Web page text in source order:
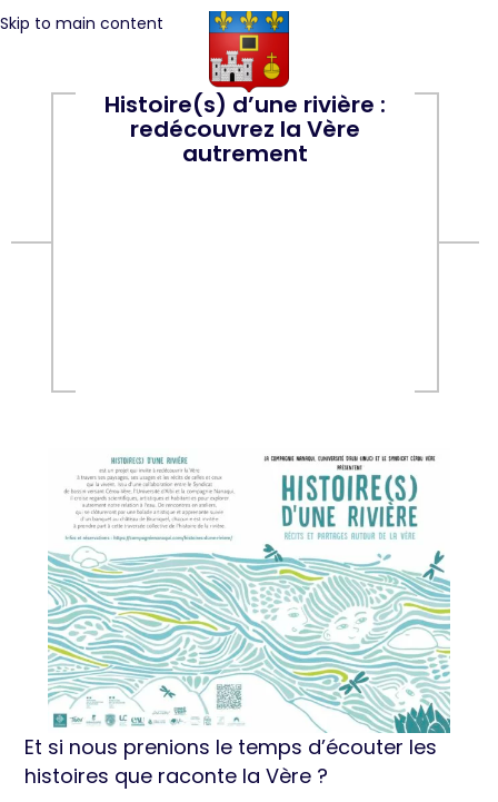
Skip to main content
Histoire(s) d’une rivière :
redécouvrez la Vère
autrement
Et si nous prenions le temps d’écouter les
histoires que raconte la Vère ?